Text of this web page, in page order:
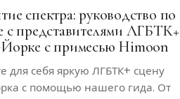
спектра: руководство по
с представителями ЛГБТК+
с примесью Himoon
для себя яркую ЛГБТК+ сцену
с помощью нашего гида. От